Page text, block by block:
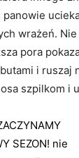
wrażeń.
pora
i ruszaj
szpilkom i